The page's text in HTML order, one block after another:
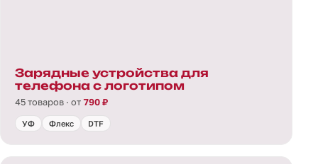
Зарядные устройства для
телефона с логотипом
45 товаров · от 790 ₽
УФ Флекс DTF